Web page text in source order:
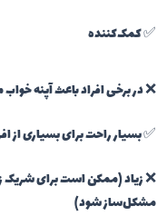
✅ کمک‌کننده
❌ در برخی افراد باعث آپنه
✅ بسیار راحت برای بسیاری از
❌ زیاد (ممکن است برای شریک
مشکل‌ساز شود)